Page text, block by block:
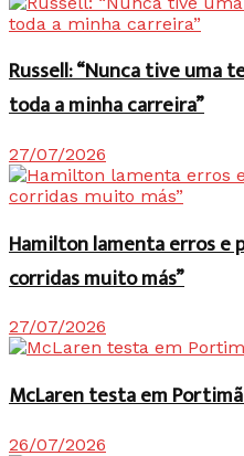
Russell: “Nunca tive uma
toda a minha carreira”
27/07/2026
Hamilton lamenta erros e
corridas muito más”
27/07/2026
McLaren testa em
26/07/2026